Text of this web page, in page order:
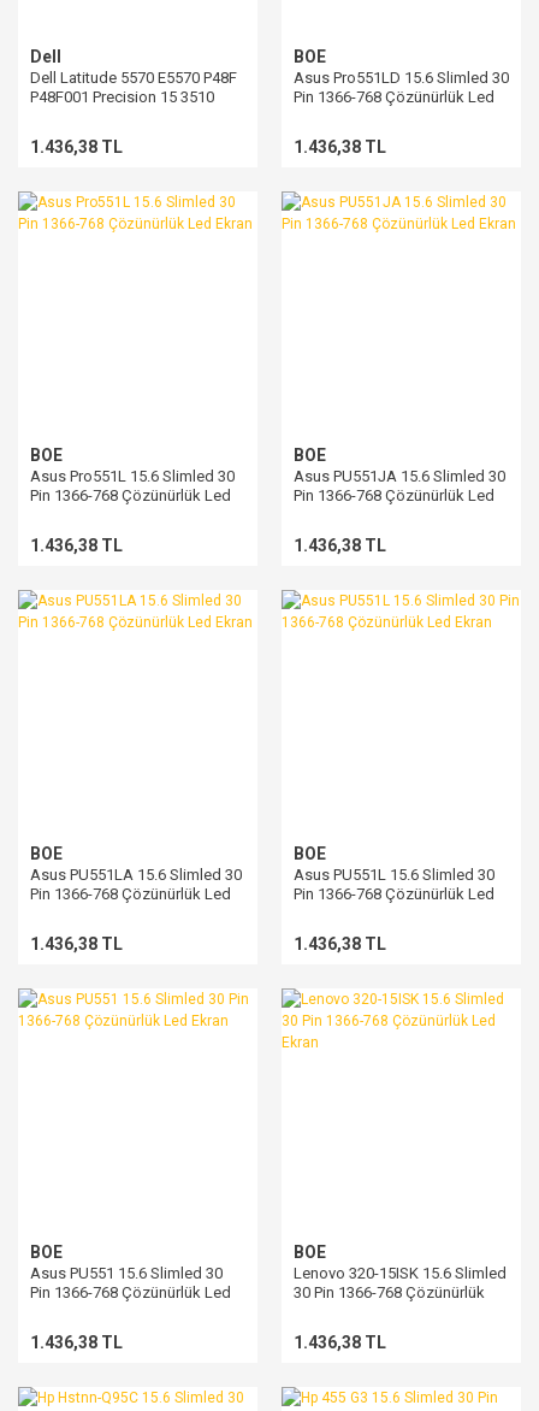
Dell
Dell Latitude 5570 E5570 P48F
P48F001 Precision 15 3510
Çözünürlük Led Ekran
1.436,38 TL
BOE
Asus Pro551LD 15.6 Slimled 30
Pin 1366-768 Çözünürlük Led
1.436,38 TL
BOE
Asus Pro551L 15.6 Slimled 30
Pin 1366-768 Çözünürlük Led
1.436,38 TL
BOE
Asus PU551JA 15.6 Slimled 30
Pin 1366-768 Çözünürlük Led
1.436,38 TL
BOE
Asus PU551LA 15.6 Slimled 30
Pin 1366-768 Çözünürlük Led
1.436,38 TL
BOE
Asus PU551L 15.6 Slimled 30
Pin 1366-768 Çözünürlük Led
1.436,38 TL
BOE
Asus PU551 15.6 Slimled 30
Pin 1366-768 Çözünürlük Led
1.436,38 TL
BOE
Lenovo 320-15ISK 15.6 Slimled
30 Pin 1366-768 Çözünürlük
1.436,38 TL